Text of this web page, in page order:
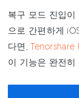
복구 모드 진입이
으로 간편하게
다면,Tenorshare
이 기능은 완전